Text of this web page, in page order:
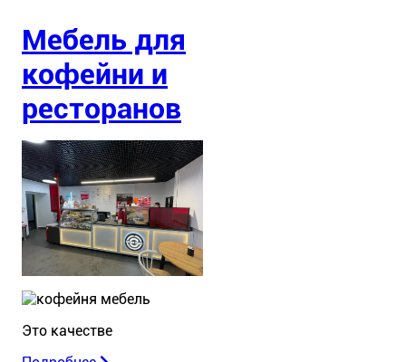
Мебель для
кофейни и
ресторанов
Это качестве